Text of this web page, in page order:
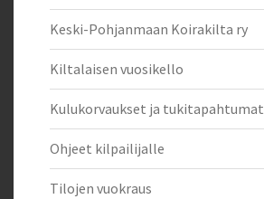
Keski-Pohjanmaan Koirakilta ry
Kiltalaisen vuosikello
Kulukorvaukset ja tukitapahtumat
Ohjeet kilpailijalle
Tilojen vuokraus